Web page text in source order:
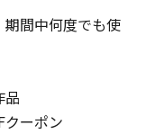
間中何度でも使
品
クーポン